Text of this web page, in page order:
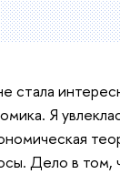
стала
Я
Дело в том,